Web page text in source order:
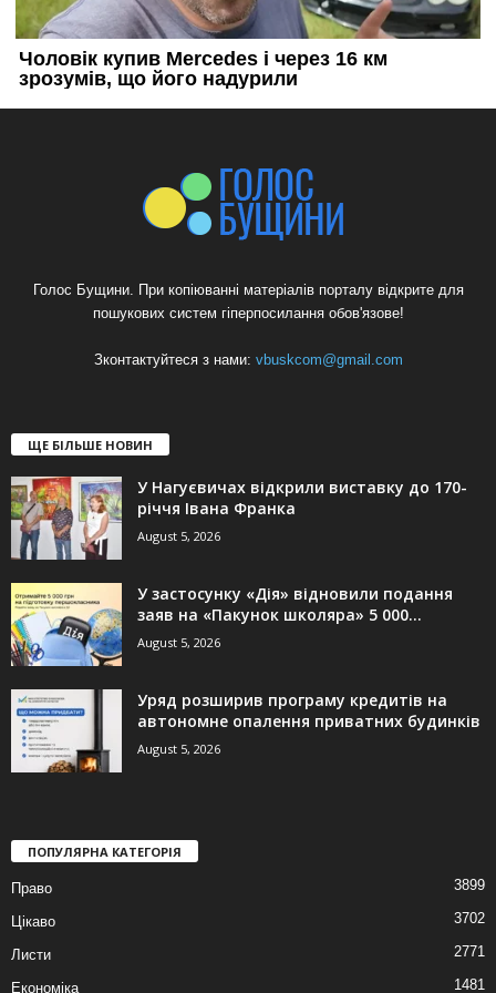
Голос Бущини. При копіюванні матеріалів порталу відкрите для
пошукових систем гіперпосилання обов'язове!
Зконтактуйтеся з нами: vbuskcom@gmail.com
ЩЕ БІЛЬШЕ НОВИН
У Нагуєвичах відкрили виставку до 170-
річчя Івана Франка
August 5, 2026
У застосунку «Дія» відновили подання
заяв на «Пакунок школяра» 5 000...
August 5, 2026
Уряд розширив програму кредитів на
автономне опалення приватних будинків
August 5, 2026
ПОПУЛЯРНА КАТЕГОРІЯ
Право 3899
Цікаво 3702
Листи 2771
Економіка 1481